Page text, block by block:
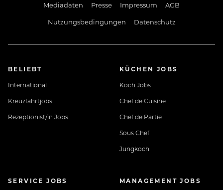
Mediadaten
Presse Impressum
AGB
Nutzungsbedingungen
Datenschutz
BELIEBT
International
Kreuzfahrtjobs
Rezeptionist/in Jobs
KÜCHEN JOBS
Koch Jobs
Chef de Cuisine
Chef de Partie
Sous Chef
Jungkoch
SERVICE JOBS
MANAGEMENT JOBS